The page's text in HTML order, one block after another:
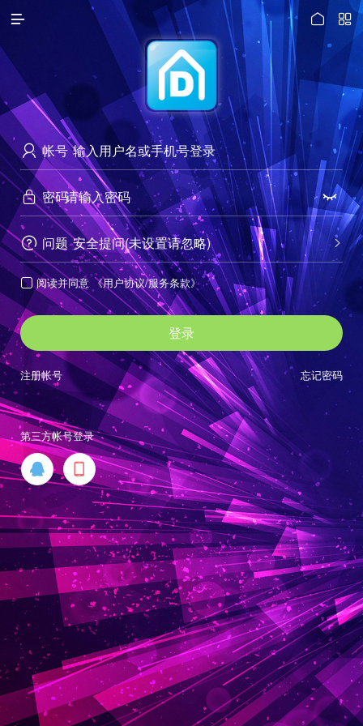
 

 帐号
 密码 
 问题 
安全提问(未设置请忽略)
 阅读并同意 《用户协议/服务条款》
登录
忘记密码
注册帐号
第三方帐号登录
 